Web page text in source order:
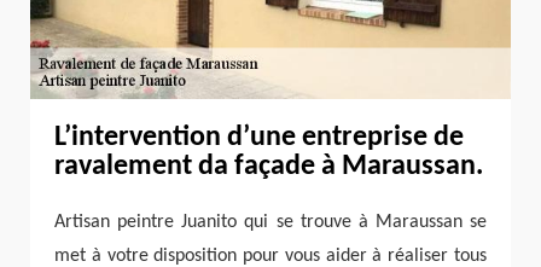
L’intervention d’une entreprise de
ravalement da façade à Maraussan.
Artisan peintre Juanito qui se trouve à Maraussan se
met à votre disposition pour vous aider à réaliser tous